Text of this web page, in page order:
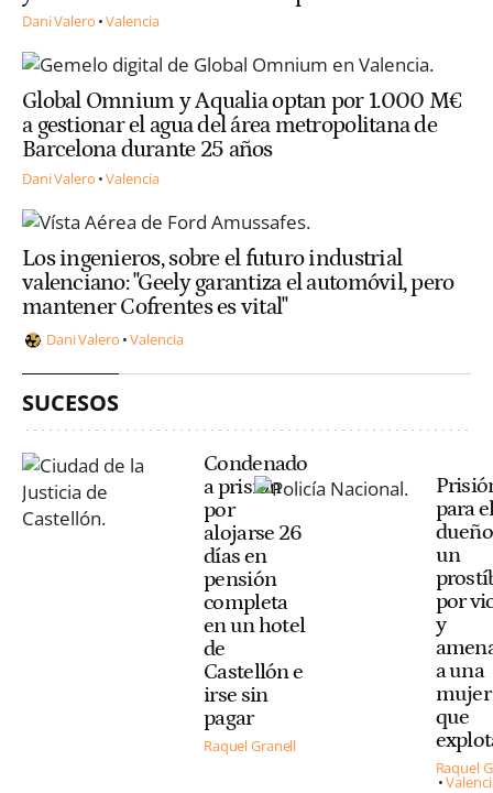
Dani Valero Valencia
Global Omnium y Aqualia optan por 1.000 M€
a gestionar el agua del área metropolitana de
Barcelona durante 25 años
Dani Valero Valencia
Los ingenieros, sobre el futuro industrial
valenciano: "Geely garantiza el automóvil, pero
mantener Cofrentes es vital"
Dani Valero Valencia
SUCESOS
Condenado
a prisión
por
alojarse 26
días en
pensión
completa
en un hotel
de
Castellón e
irse sin
pagar
Raquel Granell
para
un
por
y
a una
mujer
que
Raquel